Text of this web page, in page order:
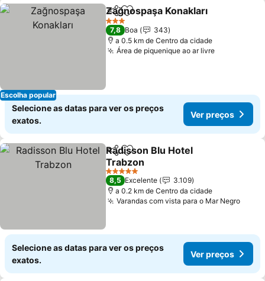
Escolha popular
PartilharAdicionar aos favoritos
Zağnospaşa Konakları
3 Estrelas
7,8 Boa
343
a 0.5 km de Centro da cidade
Área de piquenique ao ar livre
Selecione as datas para ver os preços
exatos.
Ver preços
PartilharAdicionar aos favoritos
Radisson Blu Hotel
Trabzon
5 Estrelas
8,5 Excelente
3.109
a 0.2 km de Centro da cidade
Varandas com vista para o Mar Negro
Selecione as datas para ver os preços
exatos.
Ver preços